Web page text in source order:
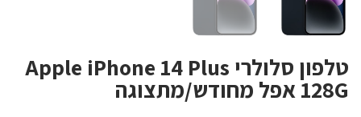
טלפון סלולרי Apple iPhone 14 Plus
128G אפל מחודש/מתצוגה